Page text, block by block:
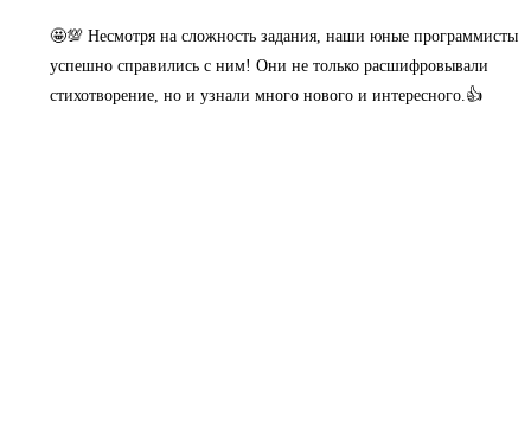
🤩💯 Несмотря на сложность задания, наши юные программисты
успешно справились с ним! Они не только расшифровывали
стихотворение, но и узнали много нового и интересного.👍